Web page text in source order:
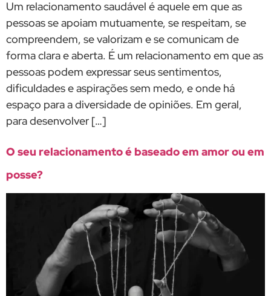
Um relacionamento saudável é aquele em que as
pessoas se apoiam mutuamente, se respeitam, se
compreendem, se valorizam e se comunicam de
forma clara e aberta. É um relacionamento em que as
pessoas podem expressar seus sentimentos,
dificuldades e aspirações sem medo, e onde há
espaço para a diversidade de opiniões. Em geral,
para desenvolver […]
O seu relacionamento é baseado em amor ou em
posse?